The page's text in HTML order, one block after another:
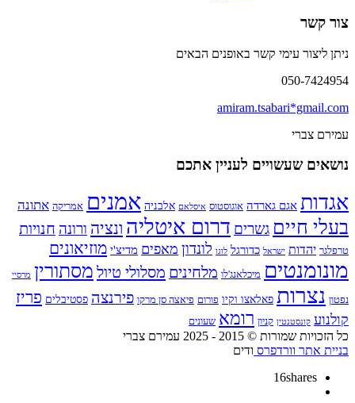
צור קשר
ניתן ליצור עימי קשר באופנים הבאים
050-7424954
amiram.tsabari*gmail.com
עמירם צברי
נושאים שעשויים לעניין אתכם
אגדות אגם גארדה אוגוסטוס איסלאם אלבניה אמנים אמריקה אתונה
בעלי חיים גשרים דרום איטליה ונציה ורונה חנויות
טרפלגר יהדות ישראל כדורגל לוגו לונדון מאפים מדיצ'י מוזיאונים
מונומנטים מיכלאנג'לו מלחינים מסלולי טיול מסתורין מרסיי
נפטון נצרות פאלאצו וקיו פורום פיאצה סן מרקו פירנצה פסטיבלים פריז
קולנוע קונסטנטין קניון רומא שעונים
כל הזכויות שמורות © 2015 - 2025 עמירם צברי
בניית אתר וורדפרס ודים
16shares